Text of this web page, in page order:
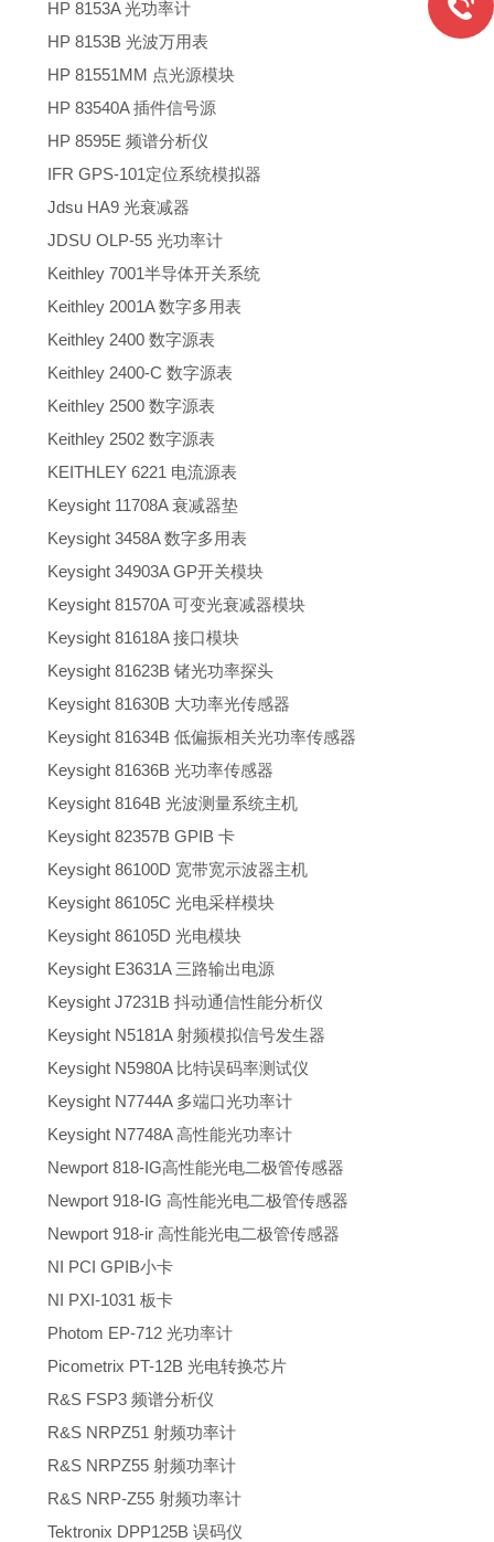
HP 8153A 光功率计
HP 8153B 光波万用表
HP 81551MM 点光源模块
HP 83540A 插件信号源
HP 8595E 频谱分析仪
IFR GPS-101定位系统模拟器
Jdsu HA9 光衰减器
JDSU OLP-55 光功率计
Keithley 7001半导体开关系统
Keithley 2001A 数字多用表
Keithley 2400 数字源表
Keithley 2400-C 数字源表
Keithley 2500 数字源表
Keithley 2502 数字源表
KEITHLEY 6221 电流源表
Keysight 11708A 衰减器垫
Keysight 3458A 数字多用表
Keysight 34903A GP开关模块
Keysight 81570A 可变光衰减器模块
Keysight 81618A 接口模块
Keysight 81623B 锗光功率探头
Keysight 81630B 大功率光传感器
Keysight 81634B 低偏振相关光功率传感器
Keysight 81636B 光功率传感器
Keysight 8164B 光波测量系统主机
Keysight 82357B GPIB 卡
Keysight 86100D 宽带宽示波器主机
Keysight 86105C 光电采样模块
Keysight 86105D 光电模块
Keysight E3631A 三路输出电源
Keysight J7231B 抖动通信性能分析仪
Keysight N5181A 射频模拟信号发生器
Keysight N5980A 比特误码率测试仪
Keysight N7744A 多端口光功率计
Keysight N7748A 高性能光功率计
Newport 818-IG高性能光电二极管传感器
Newport 918-IG 高性能光电二极管传感器
Newport 918-ir 高性能光电二极管传感器
NI PCI GPIB小卡
NI PXI-1031 板卡
Photom EP-712 光功率计
Picometrix PT-12B 光电转换芯片
R&S FSP3 频谱分析仪
R&S NRPZ51 射频功率计
R&S NRPZ55 射频功率计
R&S NRP-Z55 射频功率计
Tektronix DPP125B 误码仪